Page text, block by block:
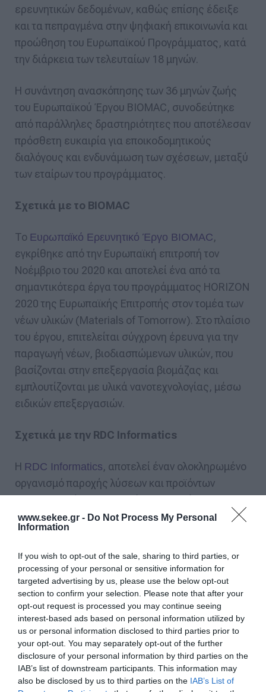
www.sekee.gr - Do Not Process My Personal
Information
If you wish to opt-out of the sale, sharing to third parties, or
processing of your personal or sensitive information for
targeted advertising by us, please use the below opt-out
section to confirm your selection. Please note that after your
opt-out request is processed you may continue seeing
interest-based ads based on personal information utilized by
us or personal information disclosed to third parties prior to
your opt-out. You may separately opt-out of the further
disclosure of your personal information by third parties on the
IAB’s list of downstream participants. This information may
also be disclosed by us to third parties on the IAB’s List of
ερευνητικών δεδομένων, καθώς επίσης έδειξε
και τα πεπραγμένα στην ψηφιακή επικοινωνία και
προώθηση του Ευρωπαϊκού Προγράμματος, κατά
την διάρκεια των τελευταίων 18 μηνών.
Η συνάντηση ανασκόπησης των 36 μηνών ζωής
του Ευρωπαϊκού Έργου BIOMAC, συνοδεύτηκε
από παράλληλες δραστηριότητες που αποτέλεσαν
πρόσθετη ευκαιρία για εποικοδομητικούς
διαλόγους και ενδυνάμωση των σχέσεων, μεταξύ
των εταίρων του προγράμματος.
Σχετικά με το BIOMAC
To Ευρωπαϊκό Ερευνητικό Έργο BIOMAC,
εγκρίθηκε από την Ευρωπαϊκή επιτροπή τον
Νοέμβριο του 2020 και αποτελεί ένα από τα
σημαντικότερα έργα του προγράμματος HORIZON
2020 της Ευρωπαϊκής Επιτροπής στον τομέα των
νέων υλικών (Materials of Tomorrow). Στο πλαίσιο
του έργου, επιτελείται σύγχρονη έρευνα για την
παραγωγή νέων, βιοδιασπώμενων υλικών, που
βασίζονται στην επεξεργασία βιομάζας και
εμπλουτίζονται με υλικά νανοτεχνολογίας, μέσω
ειδικών επεξεργασιών.
Σχετικά με την RDC Informatics
H RDC Informatics, αποτελεί έναν ολοκληρωμένο
οργανισμό παροχής λύσεων και προϊόντων
προσφέρει λύσεις τεχνολογίας σε ένα ευρύ
φάσμα επαγγελματικών χώρων & οργανισμών.
Επενδύοντας στην έρευνα και ανάπτυξη για
περισσότερο από 20 χρόνια και εξασφαλίζοντας
στρατηγικές συνεργασίες με κορυφαίες
επιχειρήσεις τεχνολογίας (Microsoft, Zoom,
Apple, Google), συμμετέχει ήδη σε τέσσερα
Ευρωπαϊκά ερευνητικά προγράμματα,
αναπτύσσοντας και υποστηρίζοντας ψηφιακές
υποδομές συνεργασίας και διαχείρισης
δεδομένων.